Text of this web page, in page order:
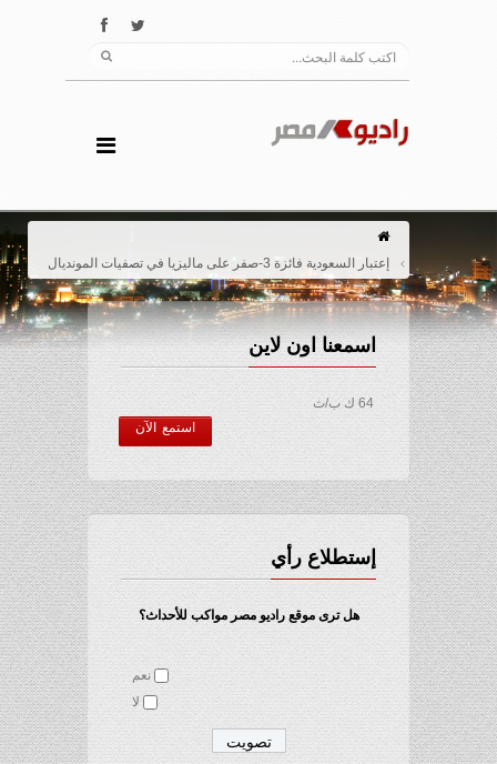
إعتبار السعودية فائزة 3-صفر على ماليزيا في تصفيات المونديال
اسمعنا اون لاين
64 ك ب/ث
استمع الآن
إستطلاع رأي
هل ترى موقع راديو مصر مواكب للأحداث؟
نعم
لا